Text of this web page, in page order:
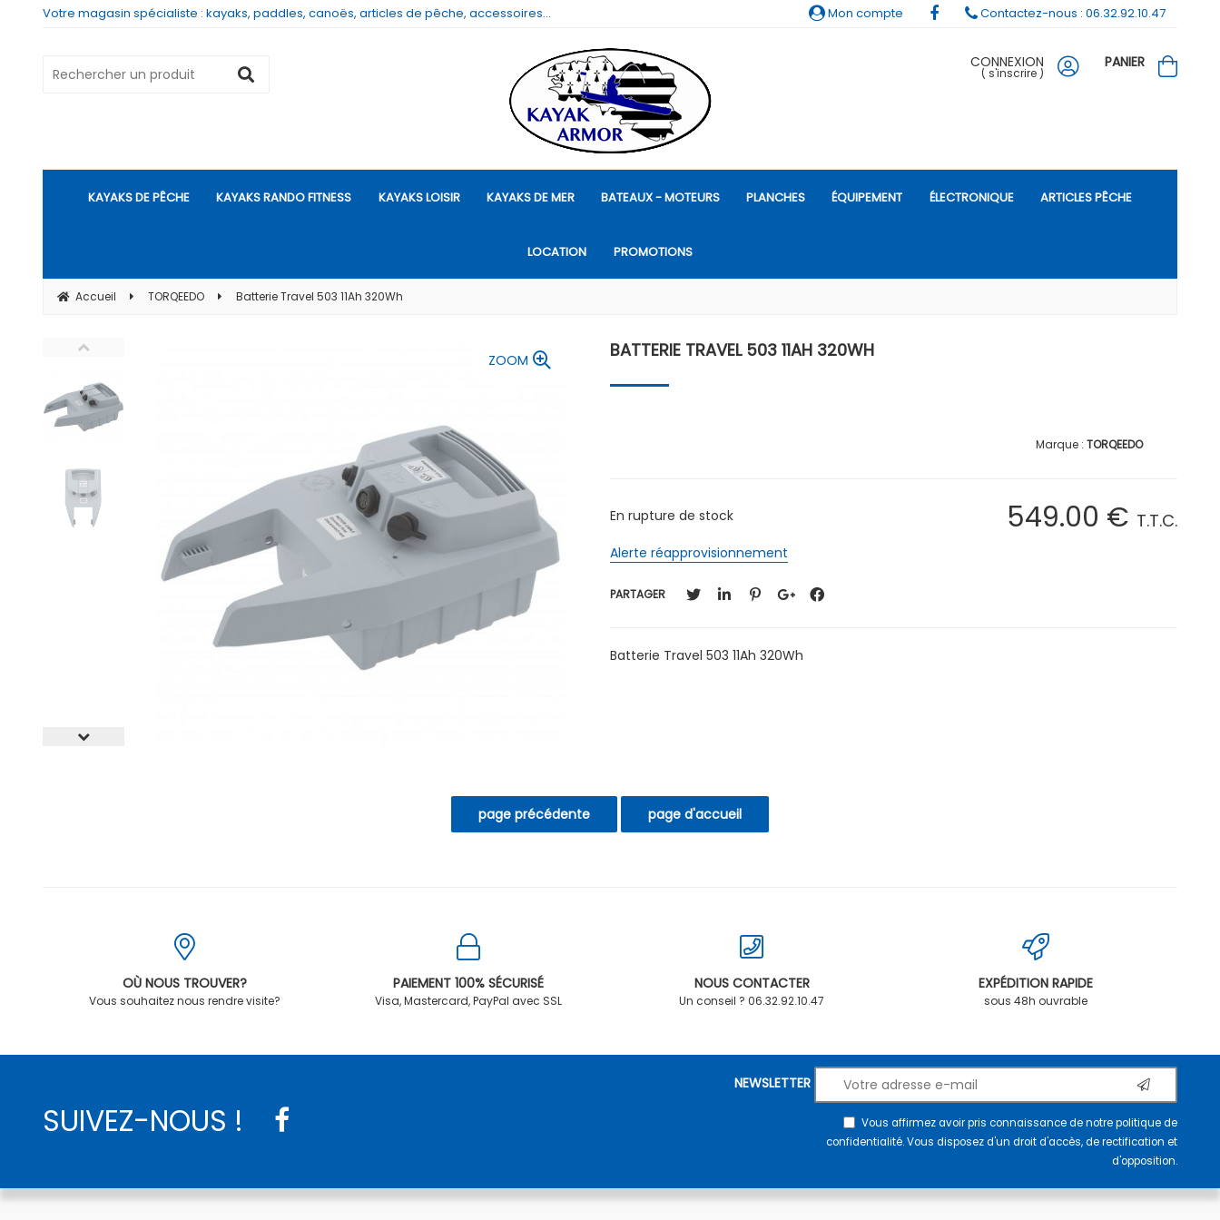
Votre magasin spécialiste : kayaks, paddles, canoës, articles de pêche, accessoires...
CONNEXION
( s'inscrire )
PANIER
KAYAKS DE PÊCHE KAYAKS RANDO FITNESS KAYAKS LOISIR KAYAKS DE MER BATEAUX - MOTEURS PLANCHES ÉQUIPEMENT ÉLECTRONIQUE ARTICLES PÊCHE
LOCATION PROMOTIONS
Accueil TORQEEDO Batterie Travel 503 11Ah 320Wh
ZOOM BATTERIE TRAVEL 503 11AH 320WH
TORQEEDO
549.00 € T.T.C.
En rupture de stock
Alerte réapprovisionnement
PARTAGER
Batterie Travel 503 11Ah 320Wh
Mon compte Contactez-nous : 06.32.92.10.47
OÙ NOUS TROUVER?
Vous souhaitez nous rendre visite?
PAIEMENT 100% SÉCURISÉ
Visa, Mastercard, PayPal avec SSL
NOUS CONTACTER
Un conseil ? 06.32.92.10.47
EXPÉDITION RAPIDE
sous 48h ouvrable
SUIVEZ-NOUS !
NEWSLETTER
Vous affirmez avoir pris connaissance de notrepolitique de
confidentialité. Vous disposez d'un droit d'accès, de rectification et
d'opposition.